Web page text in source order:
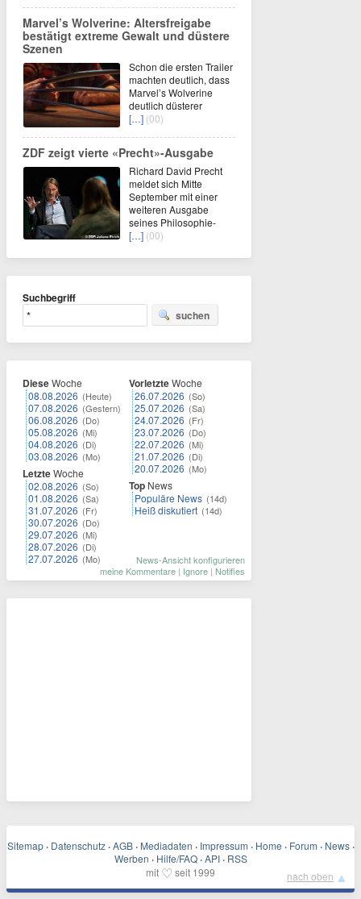
Marvel’s Wolverine: Altersfreigabe
bestätigt extreme Gewalt und düstere
Szenen
Schon die ersten Trailer
machten deutlich, dass
Marvel’s Wolverine
deutlich düsterer
[…] (00)
ZDF zeigt vierte «Precht»-Ausgabe
Richard David Precht
meldet sich Mitte
September mit einer
weiteren Ausgabe
seines Philosophie-
[…] (00)
Suchbegriff
suchen
DieseWoche
08.08.2026 (Heute)
07.08.2026 (Gestern)
06.08.2026 (Do)
05.08.2026 (Mi)
04.08.2026 (Di)
03.08.2026 (Mo)
LetzteWoche
02.08.2026 (So)
01.08.2026 (Sa)
31.07.2026 (Fr)
30.07.2026 (Do)
29.07.2026 (Mi)
28.07.2026 (Di)
27.07.2026 (Mo)
VorletzteWoche
26.07.2026 (So)
25.07.2026 (Sa)
24.07.2026 (Fr)
23.07.2026 (Do)
22.07.2026 (Mi)
21.07.2026 (Di)
20.07.2026 (Mo)
Top News
Populäre News (14d)
Heiß diskutiert (14d)
News-Ansicht konfigurieren
meine Kommentare | Ignore | Notifies
Sitemap · Datenschutz · AGB · Mediadaten · Impressum · Home · Forum · News ·
Werben · Hilfe/FAQ · API · RSS
mit ♡ seit 1999 nach oben ▲